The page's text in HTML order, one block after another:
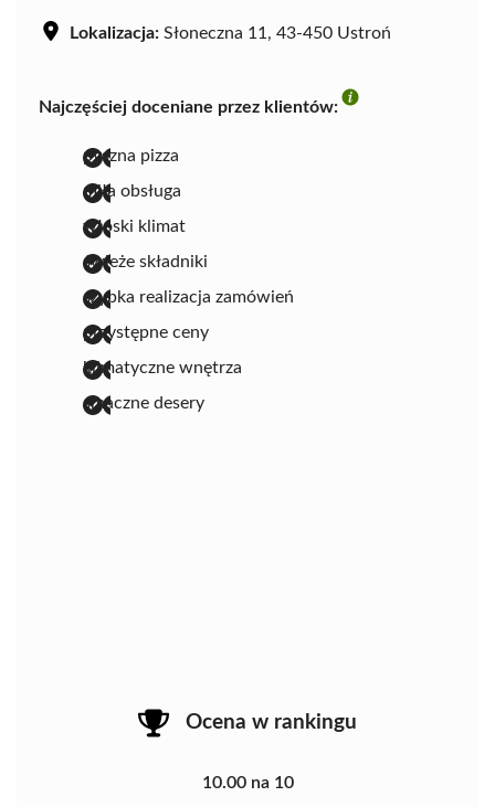
Lokalizacja: Słoneczna 11, 43-450 Ustroń
Najczęściej doceniane przez klientów:
pyszna pizza
miła obsługa
włoski klimat
świeże składniki
szybka realizacja zamówień
przystępne ceny
klimatyczne wnętrza
smaczne desery
Ocena w rankingu
10.00 na 10